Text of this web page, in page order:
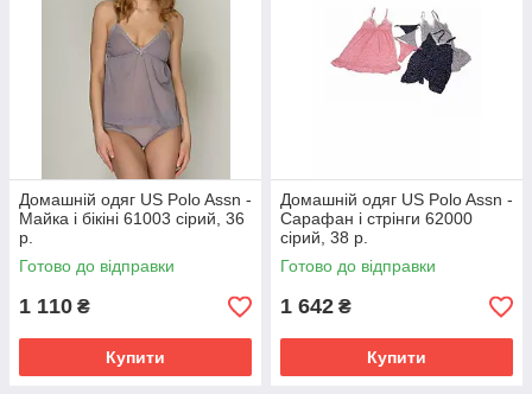
Домашній одяг US Polo Assn -
Майка і бікіні 61003 сірий, 36
р.
Готово до відправки
1 110 ₴
Купити
Домашній одяг US Polo Assn -
Сарафан і стрінги 62000
сірий, 38 р.
Готово до відправки
1 642 ₴
Купити